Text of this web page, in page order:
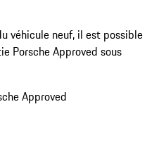
véhicule neuf, il est possible
Porsche Approved sous
Approved